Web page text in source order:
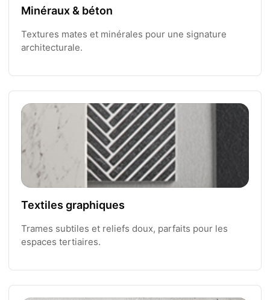
Minéraux & béton
Textures mates et minérales pour une signature
architecturale.
Textiles graphiques
Trames subtiles et reliefs doux, parfaits pour les
espaces tertiaires.